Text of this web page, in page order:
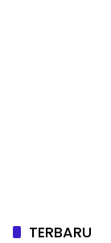
TERBARU